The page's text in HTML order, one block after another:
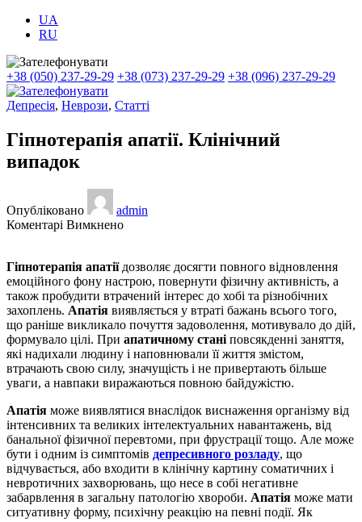
UA
RU
+38 (050) 237-29-29 +38 (073) 237-29-29 +38 (096) 237-29-29
Депресія, Неврози, Статті
Гіпнотерапія апатії. Клінічний
випадок
Опубліковано
admin
Коментарі Вимкненодо
Клінічний
випадок
Гіпнотерапія апатіїдозволяє досягти повного відновлення
емоційного фону настрою, повернути фізичну активність, а
також пробудити втрачений інтерес до хобі та різнобічних
захоплень. Апатія виявляється у втраті бажань всього того,
що раніше викликало почуття задоволення, мотивувало до дій,
формувало цілі. При апатичному стані повсякденні заняття,
які надихали людину і наповнювали її життя змістом,
втрачають свою силу, значущість і не привертають більше
уваги, а навпаки виражаються повною байдужістю.
Апатія може виявлятися внаслідок виснаження організму від
інтенсивних та великих інтелектуальних навантажень, від
банальної фізичної перевтоми, при фрустрації тощо. Але може
бути і одним із симптомів депресивного розладу, що
відчувається, або входити в клінічну картину соматичних і
невротичних захворювань, що несе в собі негативне
забарвлення в загальну патологію хвороби. Апатія може мати
ситуативну форму, психічну реакцію на певні події. Як